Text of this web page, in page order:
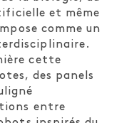
et même
comme un
cette
des panels
entre